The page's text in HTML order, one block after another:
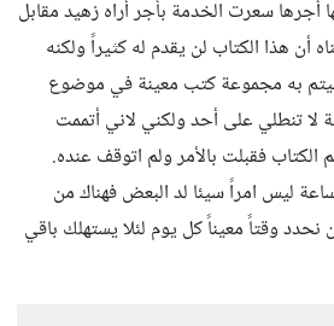
أجرها سعرت الخدمة بأجر أراه زهيد مقابل
أن هذا الكتاب لن يقدم له كثيراً ولكنه
به مجموعة كتب معينة في موضوع
تنطلي على أحد ولكني لاني أتممت
فقبلت بالأمر ولم اتوقف عنده.
ليس امراً سيئا لد البعض فهناك من
وقتاً معيناً كل يوم لئلا يستهلك باقي